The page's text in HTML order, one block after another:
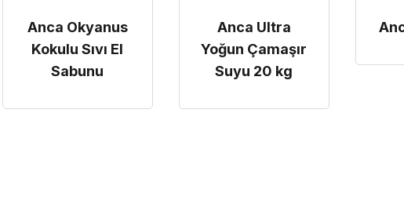
Anca Okyanus
Kokulu Sıvı El
Sabunu
Anca Ultra
Yoğun Çamaşır
Suyu 20 kg